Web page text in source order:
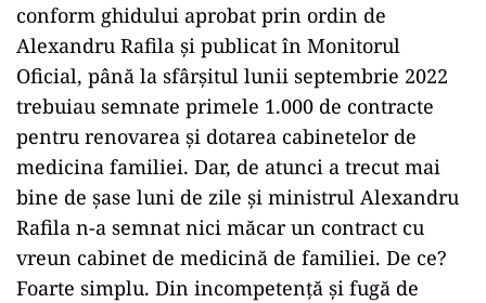
conform ghidului aprobat prin ordin de
Alexandru Rafila și publicat în Monitorul
Oficial, până la sfârșitul lunii septembrie 2022
trebuiau semnate primele 1.000 de contracte
pentru renovarea şi dotarea cabinetelor de
medicina familiei. Dar, de atunci a trecut mai
bine de șase luni de zile și ministrul Alexandru
Rafila n-a semnat nici măcar un contract cu
vreun cabinet de medicină de familiei. De ce?
Foarte simplu. Din incompetență și fugă de